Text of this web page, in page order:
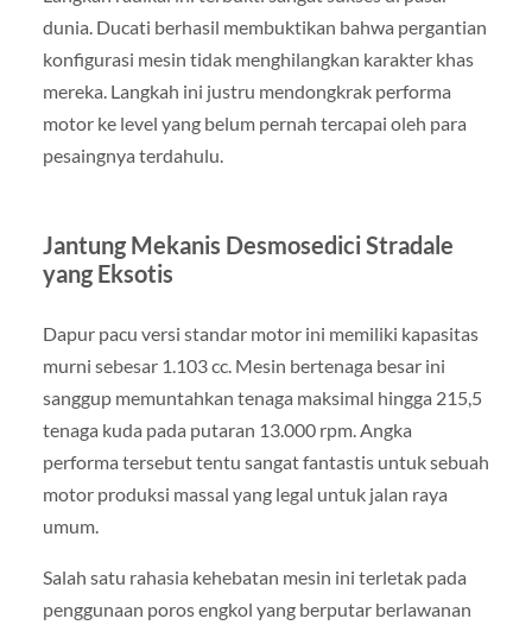
dunia. Ducati berhasil membuktikan bahwa pergantian
konfigurasi mesin tidak menghilangkan karakter khas
mereka. Langkah ini justru mendongkrak performa
motor ke level yang belum pernah tercapai oleh para
pesaingnya terdahulu.
Jantung Mekanis Desmosedici Stradale
yang Eksotis
Dapur pacu versi standar motor ini memiliki kapasitas
murni sebesar 1.103 cc. Mesin bertenaga besar ini
sanggup memuntahkan tenaga maksimal hingga 215,5
tenaga kuda pada putaran 13.000 rpm. Angka
performa tersebut tentu sangat fantastis untuk sebuah
motor produksi massal yang legal untuk jalan raya
umum.
Salah satu rahasia kehebatan mesin ini terletak pada
penggunaan poros engkol yang berputar berlawanan